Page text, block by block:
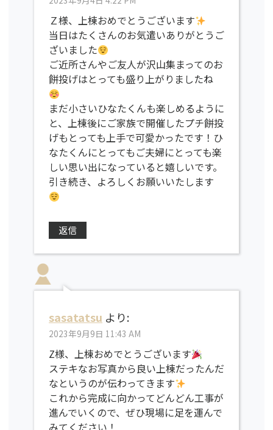
Ｚ様、上棟おめでとうございます
当日はたくさんのお気遣いありがとうご
ざいました
ご近所さんやご友人が沢山集まってのお
餅投げはとっても盛り上がりましたね
まだ小さいひなたくんも楽しめるように
と、上棟後にご家族で開催したプチ餅投
げもとっても上手で可愛かったです！ひ
なたくんにとってもご夫婦にとっても楽
しい思い出になっていると嬉しいです。
引き続き、よろしくお願いいたします
返信
sasatatsu より:
2023年9月9日 11:43 AM
Z様、上棟おめでとうございます
ステキなお写真から良い上棟だったんだ
なというのが伝わってきます
これから完成に向かってどんどん工事が
進んでいくので、ぜひ現場に足を運んで
みてください！